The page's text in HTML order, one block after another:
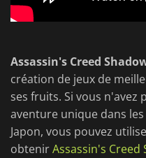
Assassin's Creed
création de jeux de
ses fruits. Si vous n'avez
aventure unique dans
Japon, vous pouvez
obtenirAssassin's